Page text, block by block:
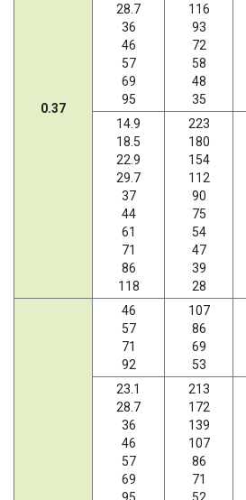
0.37
28.7
36
46
57
69
95
116
93
72
58
48
35
14.9
18.5
22.9
29.7
37
44
61
71
86
118
223
180
154
112
90
75
54
47
39
28
46
57
71
92
107
86
69
53
23.1
28.7
36
46
57
69
95
213
172
139
107
86
71
52